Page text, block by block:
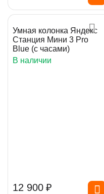
Умная колонка Яндекс
Станция Мини 3 Pro
Blue (с часами)
В наличии
12 900 ₽